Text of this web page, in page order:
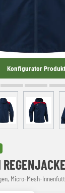
Konfigurator Produkt
Micro-Mesh-